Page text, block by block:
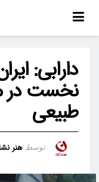
نخست در
طبیعی
توسط هنر